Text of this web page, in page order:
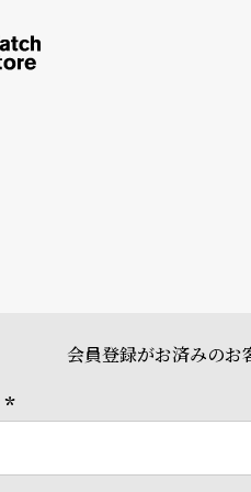
会員登録がお済みのお
(必